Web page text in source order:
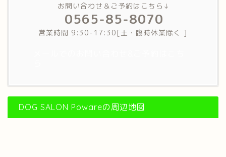
お問い合わせ＆ご予約はこちら↓
0565-85-8070
営業時間 9:30-17:30[土・臨時休業除く ]
DOG SALON Powareの周辺地図